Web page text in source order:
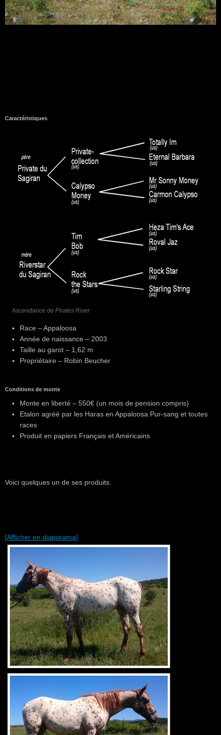
Caractéristiques
Ascendance de Pirates River
Race – Appaloosa
Année de naissance – 2003
Taille au garot – 1,62 m
Propriétaire – Robin Beucher
Conditions de monte
Monte en liberté – 550€ (un mois de pension compris)
Etalon agréé par les Haras en Appaloosa Pur-sang et toutes
races
Produit en papiers Français et Américains
Voici quelques un de ses produits.
[Afficher en diaporama]